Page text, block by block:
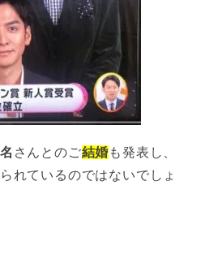
さんとのご結婚 も発表し、
れているのではないでしょ